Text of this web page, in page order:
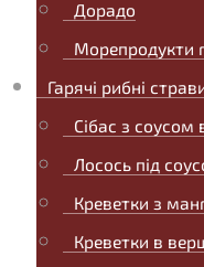
Дорадо
Морепродукти
Гарячі рибні
Сібас з соусом
Лосось під
Креветки з
Креветки в